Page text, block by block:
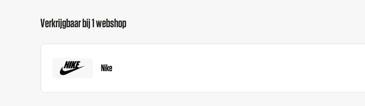
Verkrijgbaar bij 1 webshop
Nike